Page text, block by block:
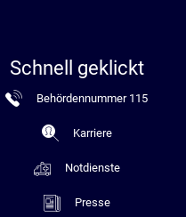
Schnell geklickt
Behördennummer 115
Karriere
Notdienste
Presse